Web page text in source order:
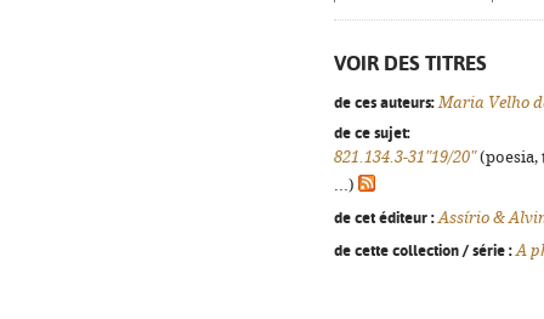
VOIR DES TITRES
de ces auteurs: Maria Velho
de ce sujet:
821.134.3-31"19/20"(poesia,
...)
de cet éditeur : Assírio &
de cette collection / série : A